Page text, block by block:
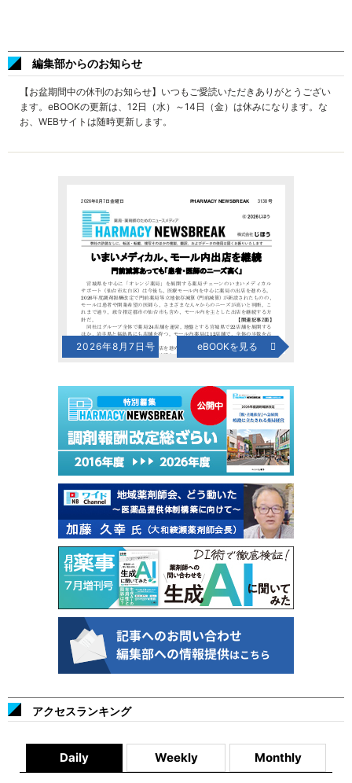
編集部からのお知らせ
【お盆期間中の休刊のお知らせ】いつもご愛読いただきありがとうござい
ます。eBOOKの更新は、12日（水）～14日（金）は休みになります。な
お、WEBサイトは随時更新します。
2026年8月7日号 eBOOKを見る
アクセスランキング
Daily Weekly Monthly